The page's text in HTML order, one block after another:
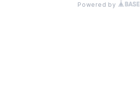
Powered by